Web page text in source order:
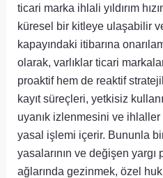
ticari marka ihlali yıldırım
küresel bir kitleye ulaşabilir
kapayındaki itibarına
olarak, varlıklar ticari
proaktif hem de reaktif
kayıt süreçleri, yetkisiz
uyanık izlenmesini ve ihlaller
yasal işlemi içerir. Bununla
yasalarının ve değişen
ağlarında gezinmek, özel